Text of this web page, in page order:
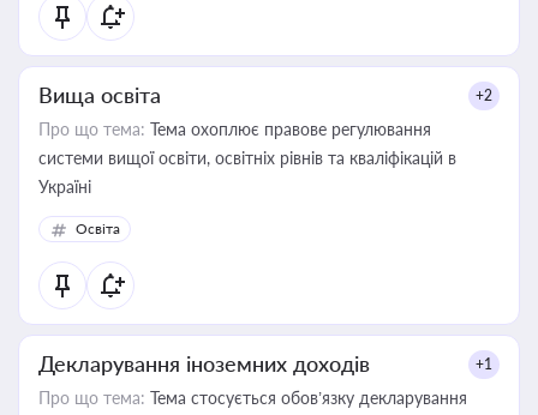
Вища освіта +2
Про що тема: Тема охоплює правове регулювання
системи вищої освіти, освітніх рівнів та кваліфікацій в
Україні
Освіта
Декларування іноземних доходів +1
Про що тема: Тема стосується обов’язку декларування